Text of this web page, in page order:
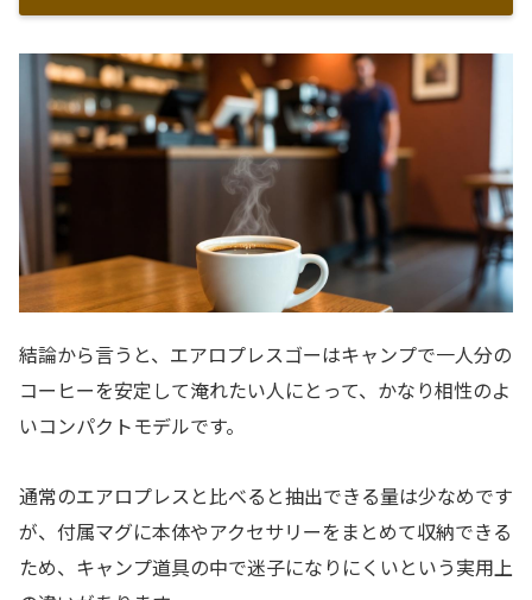
結論から言うと、エアロプレスゴーはキャンプで一人分の
コーヒーを安定して淹れたい人にとって、かなり相性のよ
いコンパクトモデルです。
通常のエアロプレスと比べると抽出できる量は少なめです
が、付属マグに本体やアクセサリーをまとめて収納できる
ため、キャンプ道具の中で迷子になりにくいという実用上